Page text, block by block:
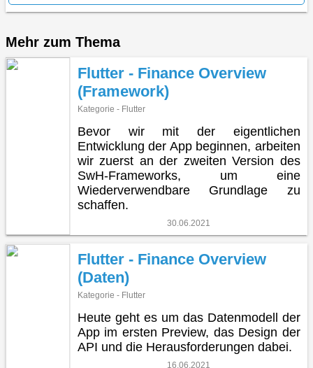
Mehr zum Thema
Flutter - Finance Overview
(Framework)
Kategorie - Flutter
Bevor wir mit der eigentlichen
Entwicklung der App beginnen, arbeiten
wir zuerst an der zweiten Version des
SwH-Frameworks, um eine
Wiederverwendbare Grundlage zu
schaffen.
30.06.2021
Flutter - Finance Overview
(Daten)
Kategorie - Flutter
Heute geht es um das Datenmodell der
App im ersten Preview, das Design der
API und die Herausforderungen dabei.
16.06.2021